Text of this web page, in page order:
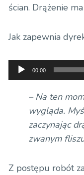
ścian. Drążenie
Jak zapewnia
Odtwarzacz
plików
dźwiękowych
00:00
– Na ten
wygląda.
zaczynając
zwanym
Z postępu robót